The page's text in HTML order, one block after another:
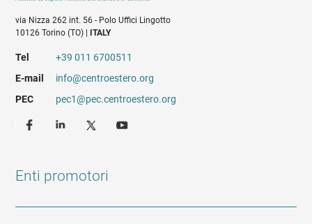
via Nizza 262 int. 56 - Polo Uffici Lingotto
10126 Torino (TO) |
ITALY
Tel
+39 011 6700511
E-mail
info@centroestero.org
PEC
pec1@pec.centroestero.org
Enti promotori